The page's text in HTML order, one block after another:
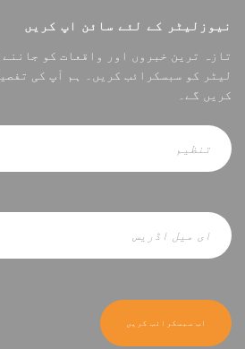
نیوزلیٹر کے لئے سائن اپ کریں
تازہ ترین خبروں اور واقعات کو
لیٹر کو سبسکرائب کریں۔ ہم آپ کی
کریں گے۔